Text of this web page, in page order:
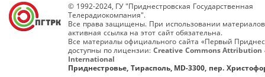
© 1992-2024, ГУ "Приднестровская Государственная
Телерадиокомпания".
Все права защищены. При использовании
активная ссылка на этот сайт обязательна.
Все материалы официального сайта «Первый
доступны по лицензии: Creative Commons Attribution
International
Приднестровье, Тирасполь, MD-3300, пер.